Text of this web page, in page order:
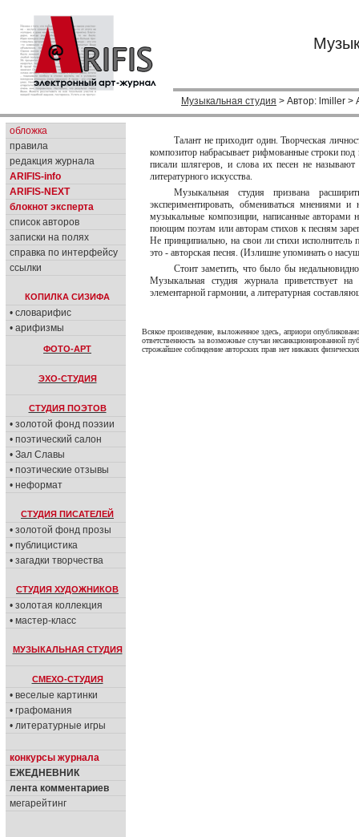
Музыкальная студия > Автор: lmiller >
обложка
правила
редакция журнала
ARIFIS-info
ARIFIS-NEXT
блокнот эксперта
список авторов
записки на полях
справка по интерфейсу
ссылки
КОПИЛКА СИЗИФА
• словарифис
• арифизмы
ФОТО-АРТ
ЭХО-СТУДИЯ
СТУДИЯ ПОЭТОВ
• золотой фонд поэзии
• поэтический салон
• Зал Славы
• поэтические отзывы
• неформат
СТУДИЯ ПИСАТЕЛЕЙ
• золотой фонд прозы
• публицистика
• загадки творчества
СТУДИЯ ХУДОЖНИКОВ
• золотая коллекция
• мастер-класс
МУЗЫКАЛЬНАЯ СТУДИЯ
СМЕХО-СТУДИЯ
• веселые картинки
• графомания
• литературные игры
конкурсы журнала
ЕЖЕДНЕВНИК
лента комментариев
мегарейтинг
Талант не приходит один. Творческая
композитор набрасывает рифмованные строки
писали шлягеров, и слова их песен не
литературного искусства.
Музыкальная студия призвана
экспериментировать, обмениваться мнениями
музыкальные композиции, написанные
поющим поэтам или авторам стихов к песням
Не принципиально, на свои ли стихи
это - авторская песня. (Излишне упоминать о
Стоит заметить, что было бы
Музыкальная студия журнала приветствует
элементарной гармонии, а литературная
Всякое произведение, выложенное здесь, априори
ответственность за возможные случаи несанкционированной
строжайшее соблюдение авторских прав нет никаких